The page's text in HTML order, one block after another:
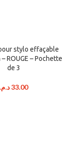
stylo effaçable
ROUGE – Pochette
de 3
33.00 د.م.